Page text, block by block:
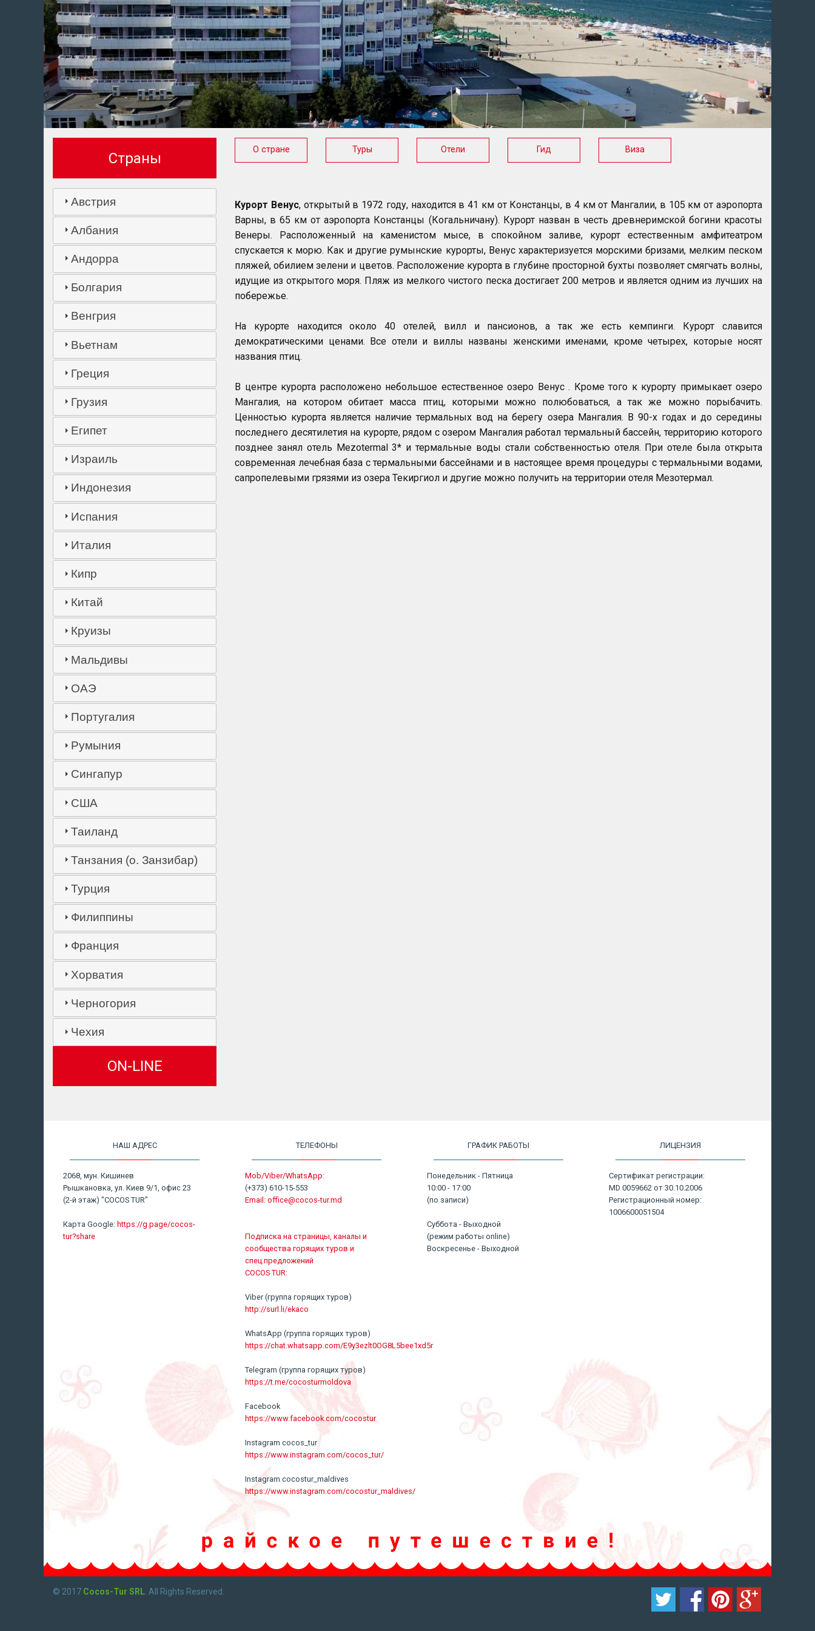
О стране Туры Отели Гид Виза
Курорт Венус, открытый в 1972 году, находится в 41 км от Констанцы, в 4 км от Мангалии, в 105 км от аэропорта
Варны, в 65 км от аэропорта Констанцы (Когальничану). Курорт назван в честь древнеримской богини красоты
Венеры. Расположенный на каменистом мысе, в спокойном заливе, курорт естественным амфитеатром
спускается к морю. Как и другие румынские курорты, Венус характеризуется морскими бризами, мелким песком
пляжей, обилием зелени и цветов. Расположение курорта в глубине просторной бухты позволяет смягчать волны,
идущие из открытого моря. Пляж из мелкого чистого песка достигает 200 метров и является одним из лучших на
побережье.
На курорте находится около 40 отелей, вилл и пансионов, а так же есть кемпинги. Курорт славится
демократическими ценами. Все отели и виллы названы женскими именами, кроме четырех, которые носят
названия птиц.
В центре курорта расположено небольшое естественное озеро Венус . Кроме того к курорту примыкает озеро
Мангалия, на котором обитает масса птиц, которыми можно полюбоваться, а так же можно порыбачить.
Ценностью курорта является наличие термальных вод на берегу озера Мангалия. В 90-х годах и до середины
последнего десятилетия на курорте, рядом с озером Мангалия работал термальный бассейн, территорию которого
позднее занял отель Mezotermal 3* и термальные воды стали собственностью отеля. При отеле была открыта
современная лечебная база с термальными бассейнами и в настоящее время процедуры с термальными водами,
сапропелевыми грязями из озера Текиргиол и другие можно получить на территории отеля Мезотермал.
Страны
Австрия
Албания
Андорра
Болгария
Венгрия
Вьетнам
Греция
Грузия
Египет
Израиль
Индонезия
Испания
Италия
Кипр
Китай
Круизы
Мальдивы
ОАЭ
Португалия
Румыния
Сингапур
США
Таиланд
Танзания (о. Занзибар)
Турция
Филиппины
Франция
Хорватия
Черногория
Чехия
ON-LINE
НАШ АДРЕС
2068, мун. Кишинев
Рышкановка, ул. Киев 9/1, офис 23
(2-й этаж) "COCOS TUR"
Карта Google: https://g.page/cocos-
tur?share
ТЕЛЕФОНЫ
Mob/Viber/WhatsApp:
(+373) 610-15-553
Email: office@cocos-tur.md
Подписка на страницы, каналы и
сообщества горящих туров и
спец.предложений
COCOS TUR:
Viber (группа горящих туров)
http://surl.li/ekaco
WhatsApp (группа горящих туров)
https://chat.whatsapp.com/E9y3ezlt0OG8L5bee1xd5r
Telegram (группа горящих туров)
https://t.me/cocosturmoldova
Facebook
https://www.facebook.com/cocostur
Instagram cocos_tur
https://www.instagram.com/cocos_tur/
Instagram cocostur_maldives
https://www.instagram.com/cocostur_maldives/
ГРАФИК РАБОТЫ
Понедельник - Пятница
10:00 - 17:00
(по записи)
Суббота - Выходной
(режим работы online)
Воскресенье - Выходной
ЛИЦЕНЗИЯ
Сертификат регистрации:
MD 0059662 от 30.10.2006
Регистрационный номер:
1006600051504
© 2017 Cocos-Tur SRL. All Rights Reserved.